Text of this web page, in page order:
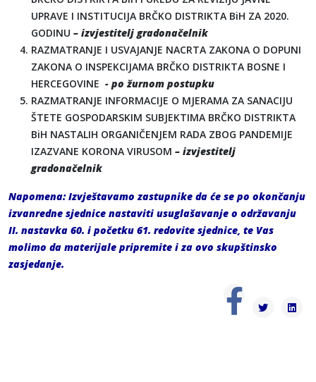
UPRAVE I INSTITUCIJA BRČKO DISTRIKTA BiH ZA 2020.
GODINU – izvjestitelj gradonačelnik
RAZMATRANJE I USVAJANJE NACRTA ZAKONA O DOPUNI
ZAKONA O INSPEKCIJAMA BRČKO DISTRIKTA BOSNE I
HERCEGOVINE - po žurnom postupku
RAZMATRANJE INFORMACIJE O MJERAMA ZA SANACIJU
ŠTETE GOSPODARSKIM SUBJEKTIMA BRČKO DISTRIKTA
BiH NASTALIH ORGANIČENJEM RADA ZBOG PANDEMIJE
IZAZVANE KORONA VIRUSOM – izvjestitelj
gradonačelnik
Napomena: Izvještavamo zastupnike da će se po okončanju
izvanredne sjednice nastaviti usuglašavanje o održavanju
II. nastavka 60. i početku 61. redovite sjednice, te Vas
molimo da materijale pripremite i za ovo skupštinsko
zasjedanje.